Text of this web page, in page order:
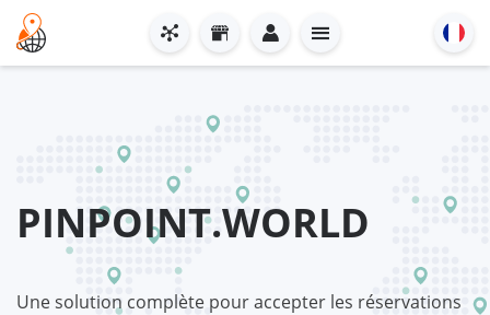
PINPOINT.WORLD
Une solution complète pour accepter les réservations